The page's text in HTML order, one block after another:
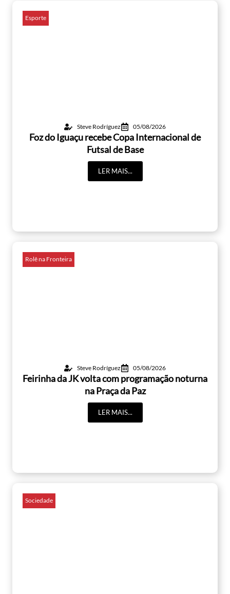
Esporte
Steve Rodríguez 05/08/2026
Foz do Iguaçu recebe Copa Internacional de
Futsal de Base
LER MAIS...
Rolê na Fronteira
Steve Rodríguez 05/08/2026
Feirinha da JK volta com programação noturna
na Praça da Paz
LER MAIS...
Sociedade